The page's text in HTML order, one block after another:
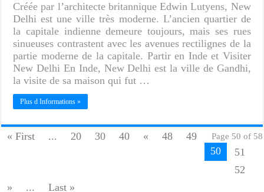
Créée par l’architecte britannique Edwin Lutyens, New
Delhi est une ville très moderne. L’ancien quartier de
la capitale indienne demeure toujours, mais ses rues
sinueuses contrastent avec les avenues rectilignes de la
partie moderne de la capitale. Partir en Inde et Visiter
New Delhi En Inde, New Delhi est la ville de Gandhi,
la visite de sa maison qui fut …
Plus d Informations »
Page 50 of 58
« First ... 20 30 40 « 48
49
50
51
52
»
... Last »